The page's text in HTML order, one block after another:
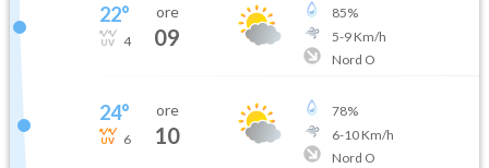
22°
4
ore
09
85%
5-9Km/h
Nord O
24°
6
ore
10
78%
6-10Km/h
Nord O